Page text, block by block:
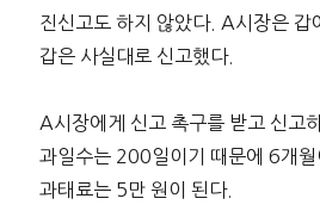
진신고도 하지 않았다. A시장은 갑
갑은 사실대로 신고했다.
A시장에게 신고 촉구를 받고 신고
과일수는 200일이기 때문에 6개월
과태료는 5만 원이 된다.